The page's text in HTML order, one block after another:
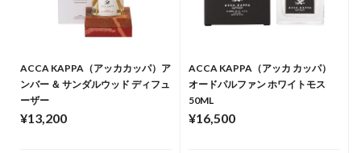
ACCA KAPPA（アッカカッパ）ア
ンバー ＆ サンダルウッド ディフュ
ーザー
¥13,200
ACCA KAPPA（アッカ カッパ）
オードパルファン ホワイトモス
50ML
¥16,500